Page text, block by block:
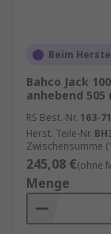
Beim
Bahco Jack
anhebend 505
RS Best.-Nr. 163-
Herst. Teile-Nr.
Zwischensumme
245,08 €(ohne
Menge